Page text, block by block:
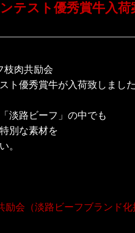
テスト優秀賞牛入荷
枝肉共励会
ト優秀賞牛が入荷致しました
淡路ビーフ」の中でも
別な素材を
。
励会（淡路ビーフブランド化